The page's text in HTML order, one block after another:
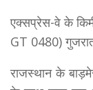
एक्सप्रेस-वे के
GT 0480)
राजस्थान के